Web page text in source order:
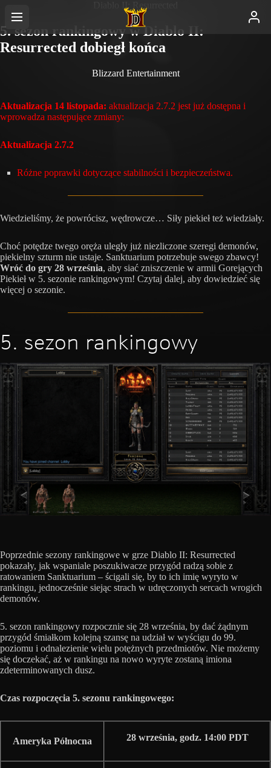
Diablo II: Resurrected
5. sezon rankingowy w Diablo II:
Resurrected dobiegł końca
Blizzard Entertainment
Aktualizacja 14 listopada: aktualizacja 2.7.2 jest już dostępna i
wprowadza następujące zmiany:
Aktualizacja 2.7.2
Różne poprawki dotyczące stabilności i bezpieczeństwa.
Wiedzieliśmy, że powrócisz, wędrowcze… Siły piekieł też wiedziały.
Choć potędze twego oręża uległy już niezliczone szeregi demonów,
piekielny szturm nie ustaje. Sanktuarium potrzebuje swego zbawcy!
Wróć do gry 28 września, aby siać zniszczenie w armii Gorejących
Piekieł w 5. sezonie rankingowym! Czytaj dalej, aby dowiedzieć się
więcej o sezonie.
5. sezon rankingowy
Poprzednie sezony rankingowe w grze Diablo II: Resurrected
pokazały, jak wspaniale poszukiwacze przygód radzą sobie z
ratowaniem Sanktuarium – ścigali się, by to ich imię wyryto w
rankingu, jednocześnie siejąc strach w udręczonych sercach wrogich
demonów.
5. sezon rankingowy rozpocznie się 28 września, by dać żądnym
przygód śmiałkom kolejną szansę na udział w wyścigu do 99.
poziomu i odnalezienie wielu potężnych przedmiotów. Nie możemy
się doczekać, aż w rankingu na nowo wyryte zostaną imiona
zdeterminowanych dusz.
Czas rozpoczęcia 5. sezonu rankingowego:
Ameryka Północna 28 września, godz. 14:00 PDT